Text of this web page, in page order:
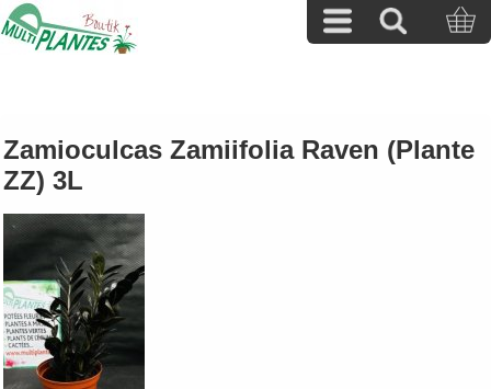
Zamioculcas Zamiifolia Raven (Plante
ZZ) 3L